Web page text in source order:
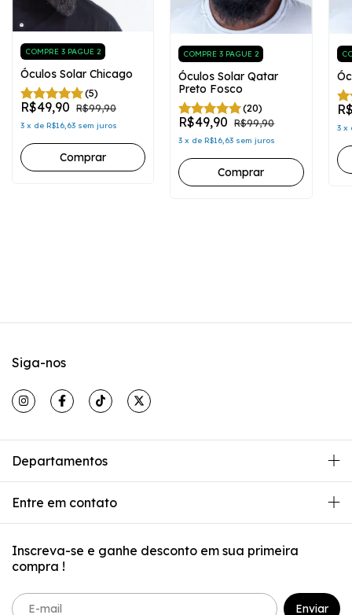
COMPRE 3 PAGUE 2
Óculos Solar Chicago
(5)
R$49,90 R$99,90
3 x de R$16,63 sem juros
Comprar
COMPRE 3 PAGUE 2
Óculos Solar Qatar
Preto Fosco
(20)
R$49,90 R$99,90
3 x deR$16,63 sem juros
3 x
Siga-nos
Departamentos
Entre em contato
Inscreva-se e ganhe desconto em sua primeira
compra !